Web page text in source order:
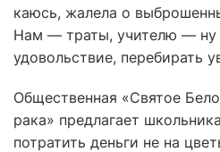
каюсь, жалела о
Нам — траты, учителю — ну
удовольствие, перебирать
Общественная «Святое
рака» предлагает
потратить деньги не на